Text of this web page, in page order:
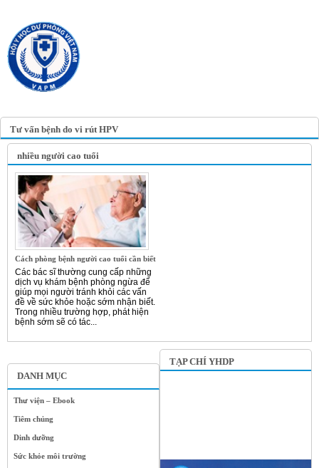
Tư vấn bệnh do vi rút HPV
DANH MỤC
Thư viện – Ebook
Tiêm chủng
Dinh dưỡng
Sức khỏe môi trường
nhiều người cao tuổi
Cách phòng bệnh người cao tuổi cần biết
Các bác sĩ thường cung cấp những
dịch vụ khám bệnh phòng ngừa để
giúp mọi người tránh khỏi các vấn
đề về sức khỏe hoặc sớm nhận biết.
Trong nhiều trường hợp, phát hiện
bệnh sớm sẽ có tác...
TẠP CHÍ YHDP